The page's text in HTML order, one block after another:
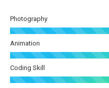
Photography
Animation
Coding Skill